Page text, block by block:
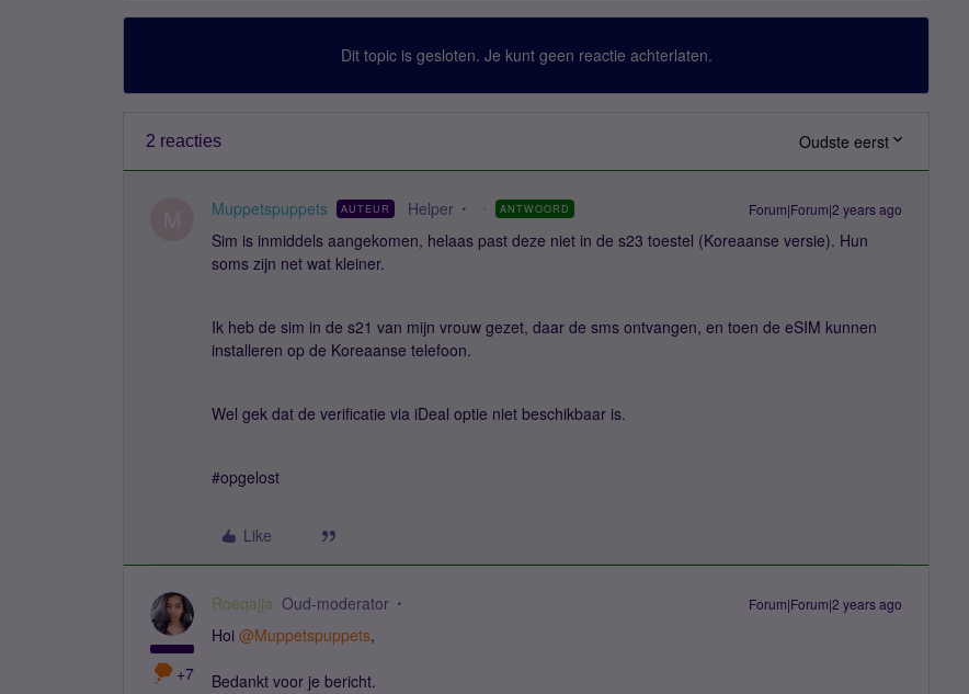
Dit topic is gesloten. Je kunt geen reactie achterlaten.
2 reacties Oudste eerst
Muppetspuppets AUTEUR Helper ANTWOORD Forum|Forum|2 years ago
Sim is inmiddels aangekomen, helaas past deze niet in de s23 toestel (Koreaanse versie). Hun
soms zijn net wat kleiner.
Ik heb de sim in de s21 van mijn vrouw gezet, daar de sms ontvangen, en toen de eSIM kunnen
installeren op de Koreaanse telefoon.
Wel gek dat de verificatie via iDeal optie niet beschikbaar is.
#opgelost
Like
+7
Roeqajja Oud-moderator Forum|Forum|2 years ago
Hoi @Muppetspuppets,
Bedankt voor je bericht.